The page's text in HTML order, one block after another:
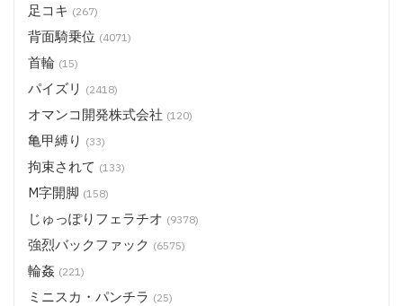
足コキ (267)
背面騎乗位 (4071)
首輪 (15)
パイズリ (2418)
オマンコ開発株式会社 (120)
亀甲縛り (33)
拘束されて (133)
M字開脚 (158)
じゅっぽりフェラチオ (9378)
強烈バックファック (6575)
輪姦 (221)
ミニスカ・パンチラ (25)